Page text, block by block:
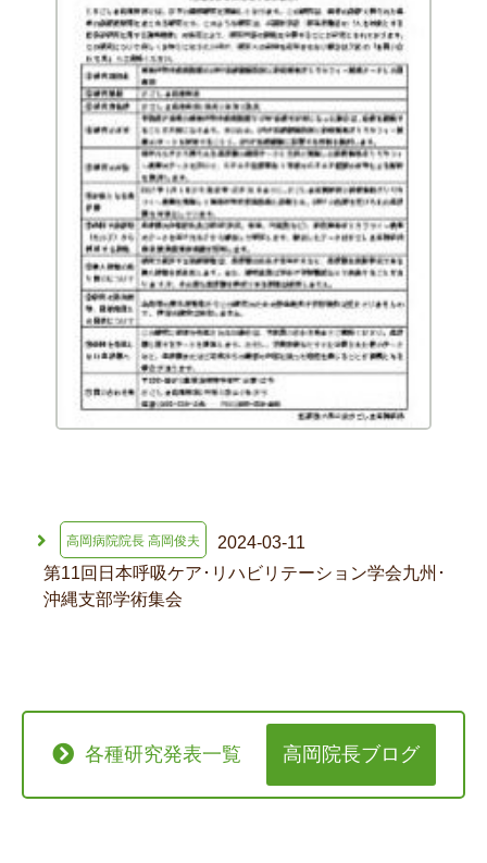
高岡病院院長 高岡俊夫
2024-03-11
第11回日本呼吸ケア･リハビリテーション学会九州･
沖縄支部学術集会
各種研究発表一覧 高岡院長ブログ